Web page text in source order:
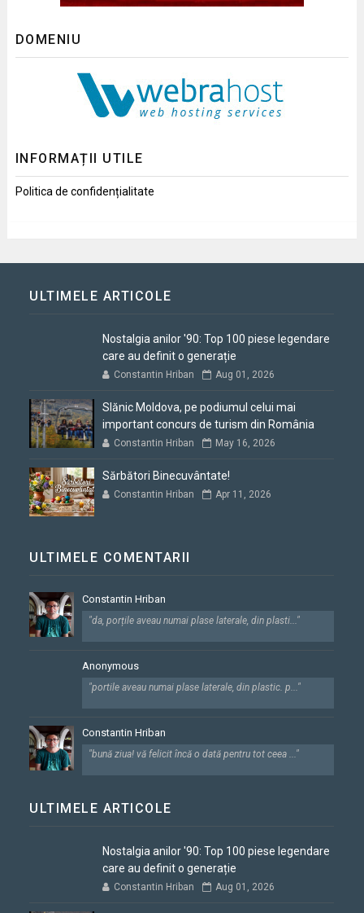
DOMENIU
INFORMAȚII UTILE
Politica de confidențialitate
ULTIMELE ARTICOLE
Nostalgia anilor '90: Top 100 piese legendare
care au definit o generație
Constantin Hriban Aug 01, 2026
Slănic Moldova, pe podiumul celui mai
important concurs de turism din România
Constantin Hriban May 16, 2026
Sărbători Binecuvântate!
Constantin Hriban Apr 11, 2026
ULTIMELE COMENTARII
Constantin Hriban
"da, porțile aveau numai plase laterale, din plasti..."
Anonymous
"portile aveau numai plase laterale, din plastic. p..."
Constantin Hriban
"bună ziua! vă felicit încă o dată pentru tot ceea ..."
ULTIMELE ARTICOLE
Nostalgia anilor '90: Top 100 piese legendare
care au definit o generație
Constantin Hriban Aug 01, 2026